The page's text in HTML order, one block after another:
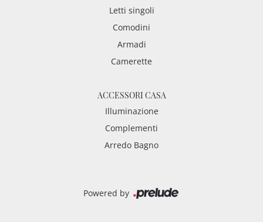
Letti singoli
Comodini
Armadi
Camerette
ACCESSORI CASA
Illuminazione
Complementi
Arredo Bagno
Powered by